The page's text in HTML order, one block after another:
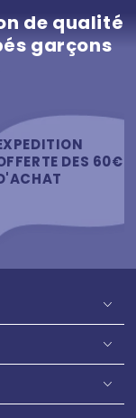
de qualité
garçons
DES 60€